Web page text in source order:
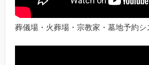
葬儀場・火葬場・宗教家・墓地予約シ